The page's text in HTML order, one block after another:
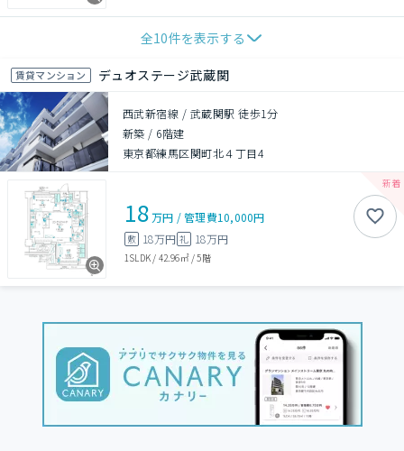
全10件を表示する
賃貸マンション デュオステージ武蔵関
西武新宿線 / 武蔵関駅 徒歩1分
新築 / 6階建
東京都練馬区関町北４丁目4
18万円 /管理費10,000円
敷 18万円 礼 18万円
1SLDK / 42.96㎡/5階